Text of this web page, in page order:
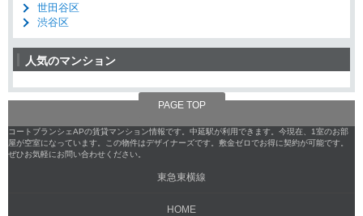
世田谷区
渋谷区
人気のマンション
PAGE TOP
コートブランシェAPの賃貸マンション情報です。中延駅が利用できます。今現在、1室のお部
屋が空室になっています。この物件はデザイナーズです。敷金ゼロでお得に契約が可能です。
ぜひお気軽にお問い合わせください。
東急東横線
HOME